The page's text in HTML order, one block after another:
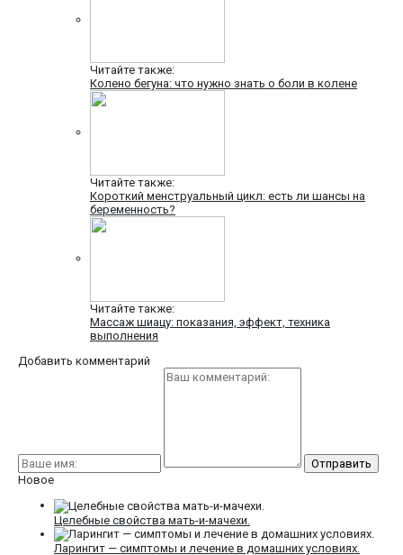
Читайте также:
Колено бегуна: что нужно знать о боли в колене
Читайте также:
Короткий менструальный цикл: есть ли шансы на
беременность?
Читайте также:
Массаж шиацу: показания, эффект, техника
выполнения
Добавить комментарий
Новое
Целебные свойства мать-и-мачехи.
Ларингит — симптомы и лечение в домашних условиях.